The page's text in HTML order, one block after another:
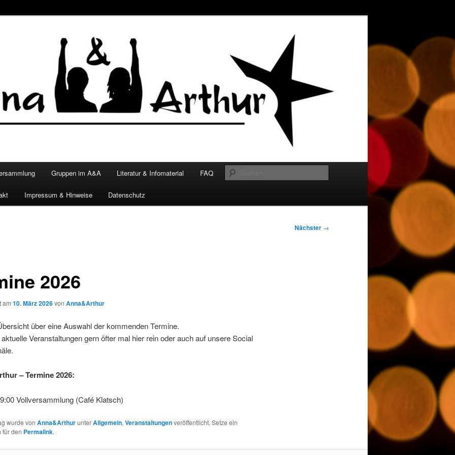
Gruppen im A&A Literatur & Infomaterial FAQ
Impressum & Hinweise Datenschutz
Nächster →
2026
am 10. März 2026von Anna&Arthur
über eine Auswahl der kommenden Termine.
Veranstaltungen gern öfter mal hier rein oder auch auf unsere Social
– Termine 2026:
Vollversammlung (Café Klatsch)
wurde von Anna&ArthurunterAllgemein, Veranstaltungenveröffentlicht. Setze ein
für den Permalink.